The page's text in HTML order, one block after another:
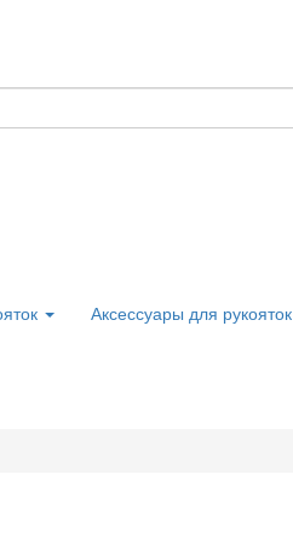
Аксессуары для рукояток